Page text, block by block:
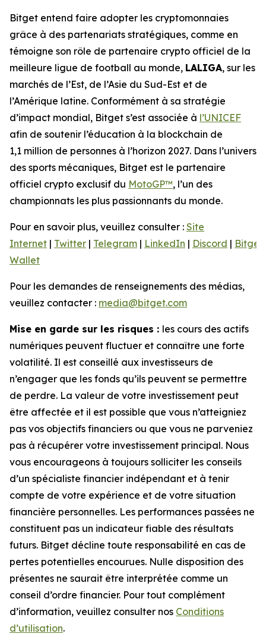
Bitget entend faire adopter les cryptomonnaies
grâce à des partenariats stratégiques, comme en
témoigne son rôle de partenaire crypto officiel de la
meilleure ligue de football au monde, LALIGA, sur les
marchés de l’Est, de l’Asie du Sud-Est et de
l’Amérique latine. Conformément à sa stratégie
d’impact mondial, Bitget s’est associée à l’UNICEF
afin de soutenir l’éducation à la blockchain de
1,1 million de personnes à l’horizon 2027. Dans l’univers
des sports mécaniques, Bitget est le partenaire
officiel crypto exclusif du MotoGP™, l’un des
championnats les plus passionnants du monde.
Pour en savoir plus, veuillez consulter : Site
Internet | Twitter | Telegram | LinkedIn | Discord | Bitget
Wallet
Pour les demandes de renseignements des médias,
veuillez contacter : media@bitget.com
Mise en garde sur les risques : les cours des actifs
numériques peuvent fluctuer et connaître une forte
volatilité. Il est conseillé aux investisseurs de
n’engager que les fonds qu’ils peuvent se permettre
de perdre. La valeur de votre investissement peut
être affectée et il est possible que vous n’atteigniez
pas vos objectifs financiers ou que vous ne parveniez
pas à récupérer votre investissement principal. Nous
vous encourageons à toujours solliciter les conseils
d’un spécialiste financier indépendant et à tenir
compte de votre expérience et de votre situation
financière personnelles. Les performances passées ne
constituent pas un indicateur fiable des résultats
futurs. Bitget décline toute responsabilité en cas de
pertes potentielles encourues. Nulle disposition des
présentes ne saurait être interprétée comme un
conseil d’ordre financier. Pour tout complément
d’information, veuillez consulter nos Conditions
d’utilisation.